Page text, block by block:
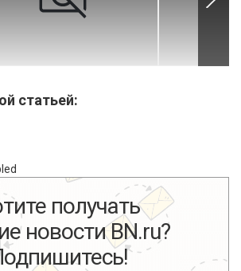
статьей:
получать
новости BN.ru?